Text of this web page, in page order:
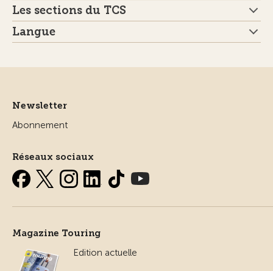
Les sections du TCS
Langue
Newsletter
Abonnement
Réseaux sociaux
Magazine Touring
Edition actuelle